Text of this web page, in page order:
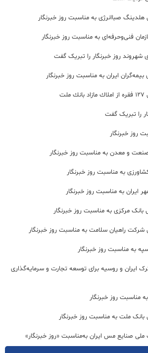
هلدینگ صباانرژی به مناسبت روز خبرنگار
فنی‌و‌حرفه‌ای به مناسبت روز خبرنگار
شهروند روز خبرنگار را تبریک گفت
ایران به مناسبت روز خبرنگار
را تبریک گفت
روز خبرنگار
و معدن به مناسبت روز خبرنگار
به مناسبت روز خبرنگار
ایران به مناسبت روز خبرنگار
مرکزی به مناسبت روز خبرنگار
شرکت راهیان سلامت به مناسبت روز خبرنگار
به مناسبت روز خبرنگار
ایران و روسیه برای توسعه تجارت و سرمایه‌گذاری
مناسبت روز خبرنگار
بانک ملت به مناسبت روز خبرنگار
صنایع مس ایران به‌مناسبت «روز خبرنگار»